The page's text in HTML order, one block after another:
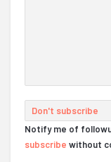
Notify me of
subscribe without